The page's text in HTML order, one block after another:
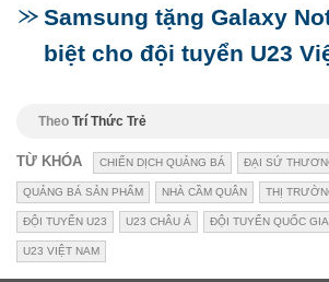
Samsung tặng Galaxy
biệt cho đội tuyển U23
Theo Trí Thức Trẻ
TỪ KHÓA CHIẾN DỊCH QUẢNG BÁ ĐẠI SỨ
QUẢNG BÁ SẢN PHẨM NHÀ CẦM QUÂN THỊ
ĐỘI TUYỂN U23 U23 CHÂU Á ĐỘI TUYỂN QUỐC GIA
U23 VIỆT NAM